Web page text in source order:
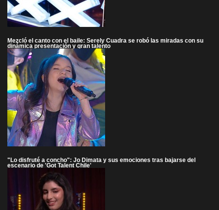
Mezcló el canto con el baile: Serely Cuadra se robó las miradas con su
dinámica presentación y gran talento
"Lo disfruté a concho": Jo Dimata y sus emociones tras bajarse del
escenario de 'Got Talent Chile'